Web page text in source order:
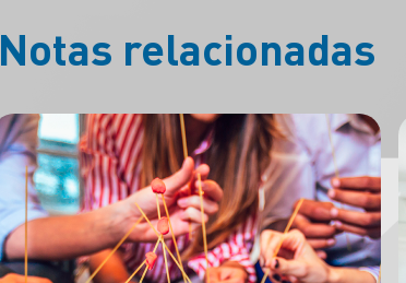
Notas relacionadas